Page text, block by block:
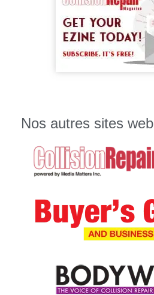
Nos autres sites web